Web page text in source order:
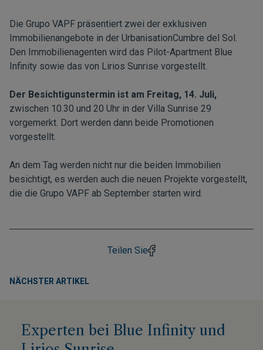
Die Grupo VAPF präsentiert zwei der exklusiven
Immobilienangebote in der UrbanisationCumbre del Sol.
Den Immobilienagenten wird das Pilot-Apartment Blue
Infinity sowie das von Lirios Sunrise vorgestellt.
Der Besichtigunstermin ist am Freitag, 14. Juli,
zwischen 10.30 und 20 Uhr in der Villa Sunrise 29
vorgemerkt. Dort werden dann beide Promotionen
vorgestellt.
An dem Tag werden nicht nur die beiden Immobilien
besichtigt, es werden auch die neuen Projekte vorgestellt,
die die Grupo VAPF ab September starten wird.
Teilen Sie
NÄCHSTER ARTIKEL
Experten bei Blue Infinity und